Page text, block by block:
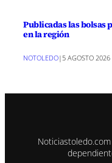
Publicadas las bolsas
en la región
NOTOLEDO|5 AGOSTO 2026